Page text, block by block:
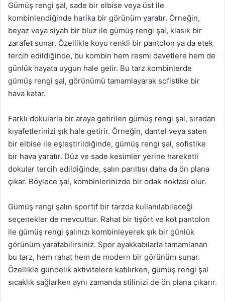
Gümüş rengi şal, sade bir elbise veya üst ile
kombinlendiğinde harika bir görünüm yaratır. Örneğin,
beyaz veya siyah bir bluz ile gümüş rengi şal, klasik bir
zarafet sunar. Özellikle koyu renkli bir pantolon ya da etek
tercih edildiğinde, bu kombin hem resmi davetlere hem de
günlük hayata uygun hale gelir. Bu tarz kombinlerde
gümüş rengi şal, görünümü tamamlayarak sofistike bir
hava katar.
Farklı dokularla bir araya getirilen gümüş rengi şal, sıradan
kıyafetlerinizi şık hale getirir. Örneğin, dantel veya saten
bir elbise ile eşleştirildiğinde, gümüş rengi şal, sofistike
bir hava yaratır. Düz ve sade kesimler yerine hareketli
dokular tercih edildiğinde, şalın parıltısı daha da ön plana
çıkar. Böylece şal, kombinlerinizde bir odak noktası olur.
Gümüş rengi şalın sportif bir tarzda kullanılabileceği
seçenekler de mevcuttur. Rahat bir tişört ve kot pantolon
ile gümüş rengi şalınızı kombinleyerek şık bir günlük
görünüm yaratabilirsiniz. Spor ayakkabılarla tamamlanan
bu tarz, hem rahat hem de modern bir görünüm sunar.
Özellikle gündelik aktivitelere katılırken, gümüş rengi şal
sıcaklık sağlarken aynı zamanda stilinizi de ön plana çıkarır.